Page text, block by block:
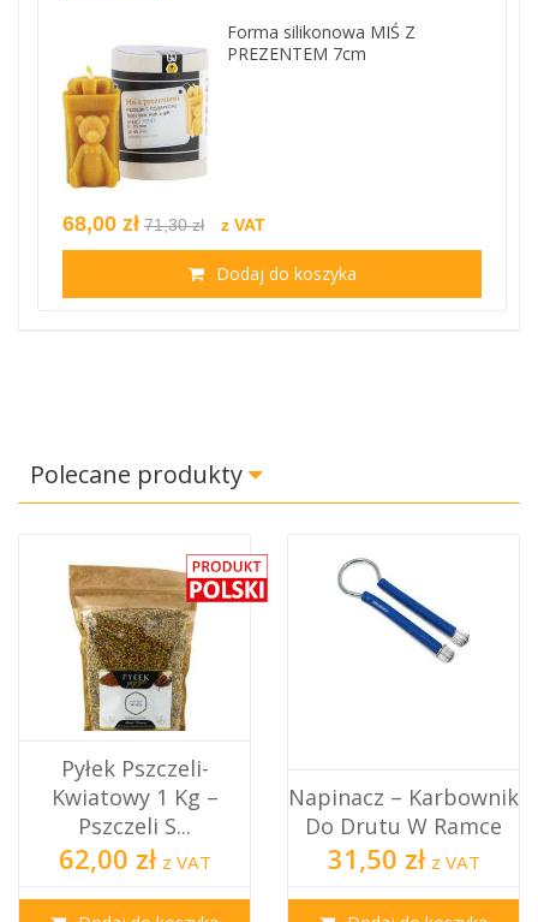
Forma silikonowa MIŚ Z
PREZENTEM 7cm
68,00 zł 71,30 zł z VAT
Dodaj do koszyka
Polecane produkty
Pyłek Pszczeli-
Kwiatowy 1 Kg –
Pszczeli S...
62,00 zł z VAT
Napinacz – Karbownik
Do Drutu W Ramce
31,50 zł z VAT